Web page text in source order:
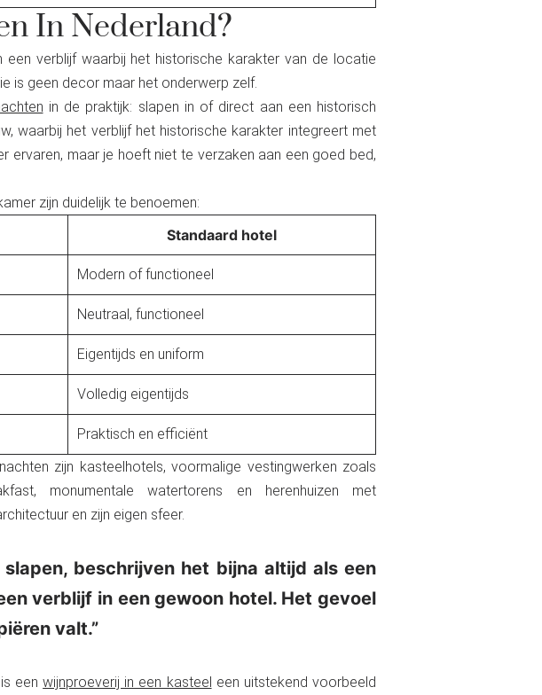
In Nederland?
verblijf waarbij het historische karakter van de locatie
is geen decor maar het onderwerp zelf.
in de praktijk: slapen in of direct aan een historisch
waarbij het verblijf het historische karakter integreert met
ervaren, maar je hoeft niet te verzaken aan een goed bed,
zijn duidelijk te benoemen:
Standaard hotel
Modern of functioneel
Neutraal, functioneel
Eigentijds en uniform
Volledig eigentijds
Praktisch en efficiënt
zijn kasteelhotels, voormalige vestingwerken zoals
monumentale watertorens en herenhuizen met
en zijn eigen sfeer.
beschrijven het bijna altijd als een
verblijf in een gewoon hotel. Het gevoel
valt.”
is eenwijnproeverij in een kasteel een uitstekend voorbeeld